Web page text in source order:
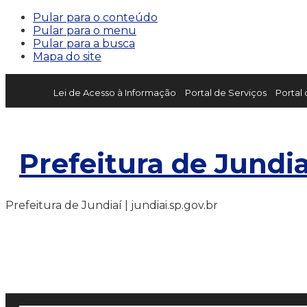
Pular para o conteúdo
Pular para o menu
Pular para a busca
Mapa do site
Lei de Acesso à Informação Portal de Serviços Portal
Prefeitura de
Prefeitura de Jundiaí | jundiai.sp.gov.br